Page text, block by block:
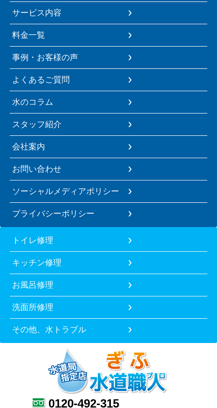
サービス内容
料金一覧
事例・お客様の声
よくあるご質問
水のコラム
スタッフ紹介
会社案内
お問い合わせ
ソーシャルメディアポリシー
プライバシーポリシー
トイレ修理
キッチン修理
お風呂修理
洗面所修理
その他、水トラブル
0120-492-315